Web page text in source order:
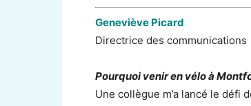
Geneviève Picard
Directrice des communications
Pourquoi venir en vélo à
Une collègue m’a lancé le défi